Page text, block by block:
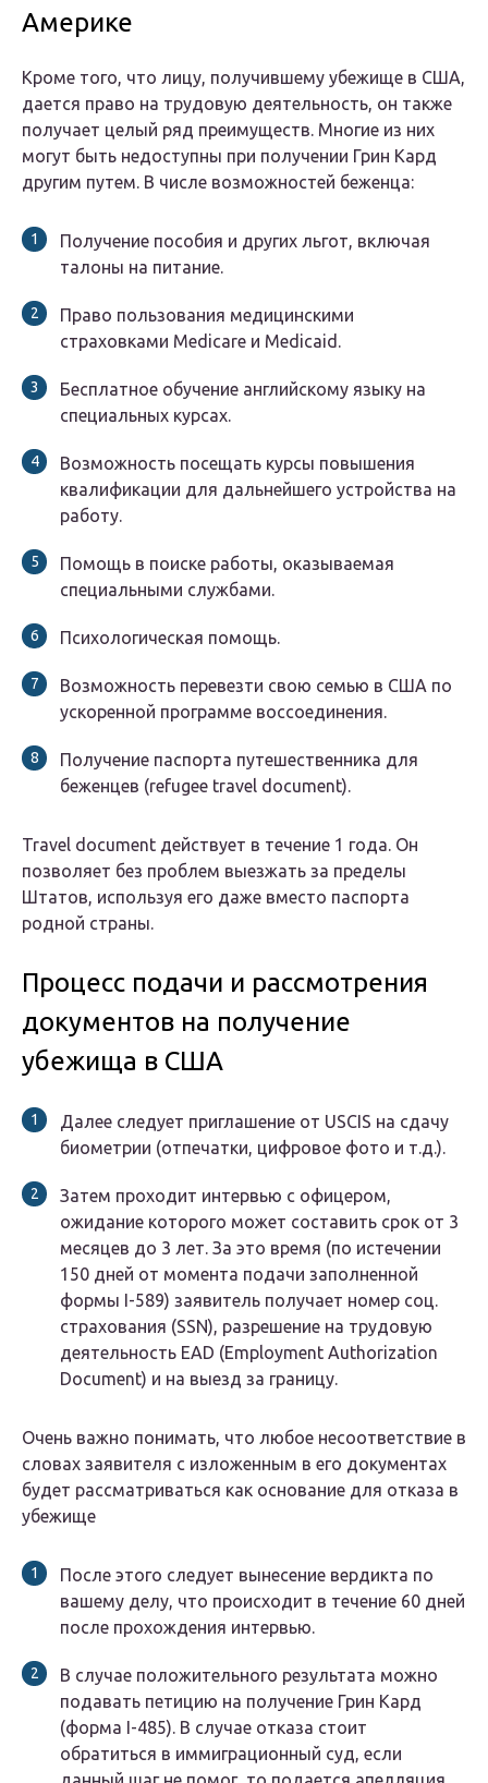
Америке
Кроме того, что лицу, получившему убежище в США,
дается право на трудовую деятельность, он также
получает целый ряд преимуществ. Многие из них
могут быть недоступны при получении Грин Кард
другим путем. В числе возможностей беженца:
Получение пособия и других льгот, включая
талоны на питание.
Право пользования медицинскими
страховками Medicare и Medicaid.
Бесплатное обучение английскому языку на
специальных курсах.
Возможность посещать курсы повышения
квалификации для дальнейшего устройства на
работу.
Помощь в поиске работы, оказываемая
специальными службами.
Психологическая помощь.
Возможность перевезти свою семью в США по
ускоренной программе воссоединения.
Получение паспорта путешественника для
беженцев (refugee travel document).
Travel document действует в течение 1 года. Он
позволяет без проблем выезжать за пределы
Штатов, используя его даже вместо паспорта
родной страны.
Процесс подачи и рассмотрения
документов на получение
убежища в США
Далее следует приглашение от USCIS на сдачу
биометрии (отпечатки, цифровое фото и т.д.).
Затем проходит интервью с офицером,
ожидание которого может составить срок от 3
месяцев до 3 лет. За это время (по истечении
150 дней от момента подачи заполненной
формы I-589) заявитель получает номер соц.
страхования (SSN), разрешение на трудовую
деятельность EAD (Employment Authorization
Document) и на выезд за границу.
Очень важно понимать, что любое несоответствие в
словах заявителя с изложенным в его документах
будет рассматриваться как основание для отказа в
убежище
После этого следует вынесение вердикта по
вашему делу, что происходит в течение 60 дней
после прохождения интервью.
В случае положительного результата можно
подавать петицию на получение Грин Кард
(форма I-485). В случае отказа стоит
обратиться в иммиграционный суд, если